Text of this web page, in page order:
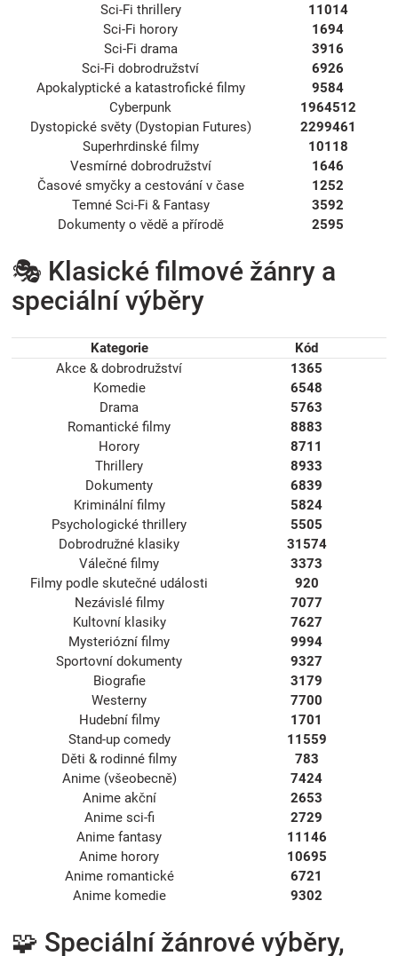
Sci-Fi thrillery
11014
Sci-Fi horory
1694
Sci-Fi drama
3916
Sci-Fi dobrodružství
6926
Apokalyptické a katastrofické filmy
9584
Cyberpunk
1964512
Dystopické světy (Dystopian Futures)
2299461
Superhrdinské filmy
10118
Vesmírné dobrodružství
1646
Časové smyčky a cestování v čase
1252
Temné Sci-Fi & Fantasy
3592
Dokumenty o vědě a přírodě
2595
🎭 Klasické filmové žánry a
speciální výběry
Kategorie
Kód
Akce & dobrodružství
1365
Komedie
6548
Drama
5763
Romantické filmy
8883
Horory
8711
Thrillery
8933
Dokumenty
6839
Kriminální filmy
5824
Psychologické thrillery
5505
Dobrodružné klasiky
31574
Válečné filmy
3373
Filmy podle skutečné události
920
Nezávislé filmy
7077
Kultovní klasiky
7627
Mysteriózní filmy
9994
Sportovní dokumenty
9327
Biografie
3179
Westerny
7700
Hudební filmy
1701
Stand-up comedy
11559
Děti & rodinné filmy
783
Anime (všeobecně)
7424
Anime akční
2653
Anime sci-fi
2729
Anime fantasy
11146
Anime horory
10695
Anime romantické
6721
Anime komedie
9302
🧩 Speciální žánrové výběry,